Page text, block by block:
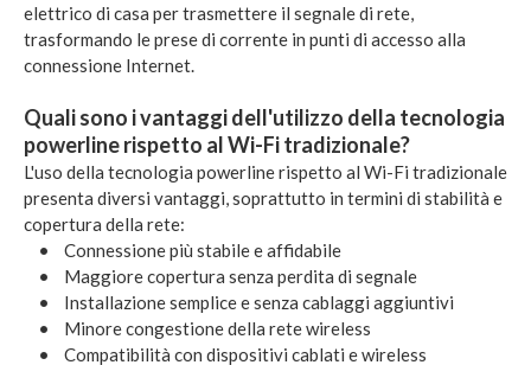
elettrico di casa per trasmettere il segnale di rete,
trasformando le prese di corrente in punti di accesso alla
connessione Internet.
Quali sono i vantaggi dell'utilizzo della tecnologia
powerline rispetto al Wi-Fi tradizionale?
L'uso della tecnologia powerline rispetto al Wi-Fi tradizionale
presenta diversi vantaggi, soprattutto in termini di stabilità e
copertura della rete:
• Connessione più stabile e affidabile
• Maggiore copertura senza perdita di segnale
• Installazione semplice e senza cablaggi aggiuntivi
• Minore congestione della rete wireless
• Compatibilità con dispositivi cablati e wireless